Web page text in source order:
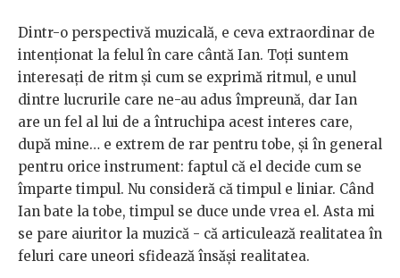
Dintr-o perspectivă muzicală, e ceva extraordinar de
intenționat la felul în care cântă Ian. Toți suntem
interesați de ritm și cum se exprimă ritmul, e unul
dintre lucrurile care ne-au adus împreună, dar Ian
are un fel al lui de a întruchipa acest interes care,
după mine… e extrem de rar pentru tobe, și în general
pentru orice instrument: faptul că el decide cum se
împarte timpul. Nu consideră că timpul e liniar. Când
Ian bate la tobe, timpul se duce unde vrea el. Asta mi
se pare aiuritor la muzică - că articulează realitatea în
feluri care uneori sfidează însăși realitatea.